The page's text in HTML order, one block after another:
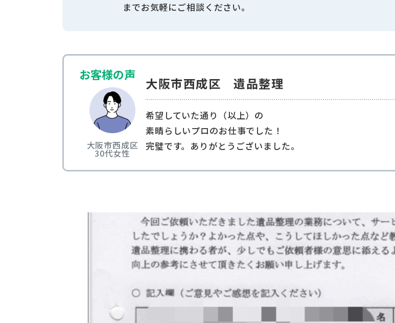
までお気軽にご相談ください。
お客様の声
大阪市西成区
30代女性
大阪市西成区 遺品整理
希望していた通り（以上）の
素晴らしいプロのお仕事でした！
完璧です。ありがとうございました。